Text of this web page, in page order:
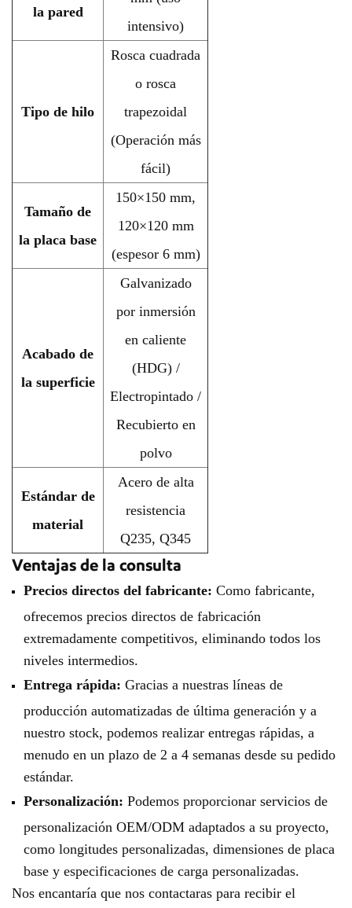
la pared
intensivo)
Tipo de hilo
Rosca cuadrada
o rosca
trapezoidal
(Operación más
fácil)
Tamaño de
la placa base
150×150 mm,
120×120 mm
(espesor 6 mm)
Acabado de
la superficie
Galvanizado
por inmersión
en caliente
(HDG) /
Electropintado /
Recubierto en
polvo
Estándar de
material
Acero de alta
resistencia
Q235, Q345
Ventajas de la consulta
Precios directos del fabricante: Como fabricante,
ofrecemos precios directos de fabricación
extremadamente competitivos, eliminando todos los
niveles intermedios.
Entrega rápida: Gracias a nuestras líneas de
producción automatizadas de última generación y a
nuestro stock, podemos realizar entregas rápidas, a
menudo en un plazo de 2 a 4 semanas desde su pedido
estándar.
Personalización: Podemos proporcionar servicios de
personalización OEM/ODM adaptados a su proyecto,
como longitudes personalizadas, dimensiones de placa
base y especificaciones de carga personalizadas.
Nos encantaría que nos contactaras para recibir el